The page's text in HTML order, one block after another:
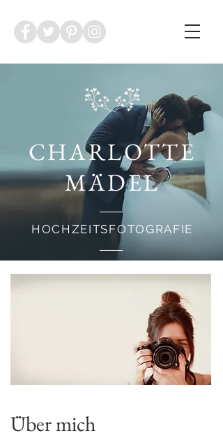
CHARLOTTE
MÄDEL
HOCHZEITSFOTOGRAFIE
Über mich